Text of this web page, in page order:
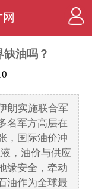
油吗？
朗实施联合军
名军方高层在
，国际油价冲
，油价与供应
缘安全，牵动
油作为全球最